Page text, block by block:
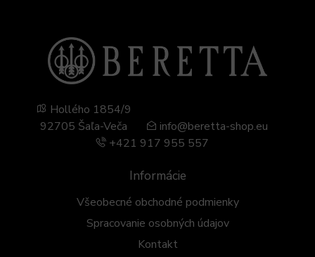
Informácie
Všeobecné obchodné podmienky
Spracovanie osobných údajov
Kontakt
Hollého 1854/9
92705 Šaľa-Veča
info@beretta-shop.eu
+421 917 955 557